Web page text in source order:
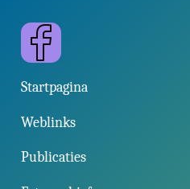
Facebook
Startpagina
Weblinks
Publicaties